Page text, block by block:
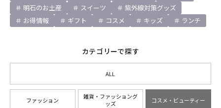
明石のお土産
スイーツ
紫外線対策グッズ
お得情報
ギフト コスメ キッズ ランチ
カテゴリーで探す
ALL
ファッション
雑貨・ファッショング
ッズ
コスメ・ビューティー